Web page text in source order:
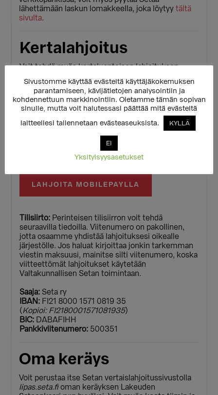
lähettämään laskun lomakkeella, joka löytyytältä
sivulta.
Kertalahjoitus
Voit tehdä myös kertaluontoisen lahjoituksen -
Voit maksaa verkkopankissasi tai pankki- tai
luottokortillasi.
Lahjoittaa voi myös MobilePaylla, nappi avaa
sovelluksen matkapuhelimessasi.
LAHJOITA MOBILEPAYLLA
Tilisiirto: Perinteisen tilisiirron voit tehdä
seuraavilla tiedoilla. Viitenumero on pakollinen,
jotta osaamme yhdistää lahjoituksesi oikealle
järjestölle. Jos haluat kirjoittaa jonkin tarkemman
viestin maksuusi, mainitse silti viitenumero, koska
viitteettömät lahjoitukset käytetään
Valtakunnallisen Setan toimintaan.
Saaja: Seta ry
IBAN: FI21 8000 1571 0819 35
(Kopioi: FI2180001571081935)
BIC: DABAFIHH
Pankkiviitenumero: 500351
Oma keräys
Voit perustaa itse Setan vertaislahjoitussivustolla
lipas.seta.fioman keräyksen Lakeuden
Sivustomme käyttää evästeitä käyttäjäkokemuksen
parantamiseen, kävijätietojen analysointiin ja
kohdennettuun markkinointiin. Oletamme tämän sopivan
sinulle, mutta voit halutessasi päättää mitä evästeitä
laitteellesi tallennetaan evästeaseuksista.
KYLLÄ
EI
Yksityisyysasetukset